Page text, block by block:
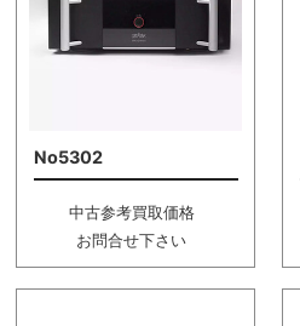
No5302
中古参考買取価格
お問合せ下さい